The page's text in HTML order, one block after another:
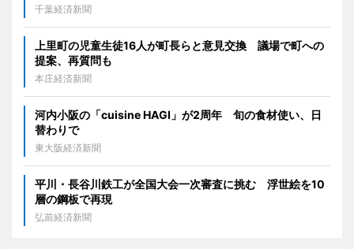
千葉経済新聞
上里町の児童生徒16人が町長らと意見交換 議場で町への
提案、再質問も
本庄経済新聞
河内小阪の「cuisine HAGI」が2周年 旬の食材使い、日
替わりで
東大阪経済新聞
平川・長谷川鉄工が全国大会一次審査に挑む 浮世絵を10
層の鋼板で再現
弘前経済新聞